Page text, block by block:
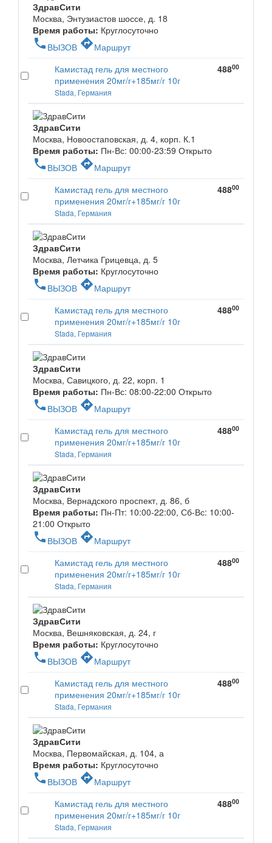
ЗдравСити
Москва, Энтузиастов шоссе, д. 18
Время работы: Круглосуточно
phone ВЫЗОВ directionsМаршрут
Камистад гель для местного
применения 20мг/г+185мг/г 10г
Stada, Германия
48800
ЗдравСити
Москва, Новоостаповская, д. 4, корп. К.1
Время работы: Пн-Вс: 00:00-23:59 Открыто
phone ВЫЗОВ directionsМаршрут
Камистад гель для местного
применения 20мг/г+185мг/г 10г
Stada, Германия
48800
ЗдравСити
Москва, Летчика Грицевца, д. 5
Время работы: Круглосуточно
phone ВЫЗОВ directionsМаршрут
Камистад гель для местного
применения 20мг/г+185мг/г 10г
Stada, Германия
48800
ЗдравСити
Москва, Савицкого, д. 22, корп. 1
Время работы: Пн-Вс: 08:00-22:00 Открыто
phone ВЫЗОВ directionsМаршрут
Камистад гель для местного
применения 20мг/г+185мг/г 10г
Stada, Германия
48800
ЗдравСити
Москва, Вернадского проспект, д. 86, б
Время работы: Пн-Пт: 10:00-22:00, Сб-Вс: 10:00-
21:00 Открыто
phone ВЫЗОВ directionsМаршрут
Камистад гель для местного
применения 20мг/г+185мг/г 10г
Stada, Германия
48800
ЗдравСити
Москва, Вешняковская, д. 24, г
Время работы: Круглосуточно
phone ВЫЗОВ directionsМаршрут
Камистад гель для местного
применения 20мг/г+185мг/г 10г
Stada, Германия
48800
ЗдравСити
Москва, Первомайская, д. 104, а
Время работы: Круглосуточно
phone ВЫЗОВ directionsМаршрут
Камистад гель для местного
применения 20мг/г+185мг/г 10г
Stada, Германия
48800